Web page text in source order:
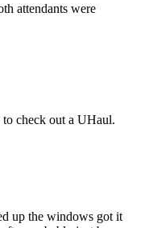
attendants were
check out a UHaul.
up the windows got it